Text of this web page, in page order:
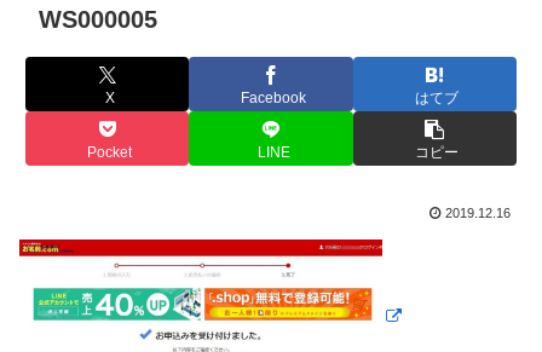
WS000005
X Facebook はてブ
Pocket LINE コピー
2019.12.16